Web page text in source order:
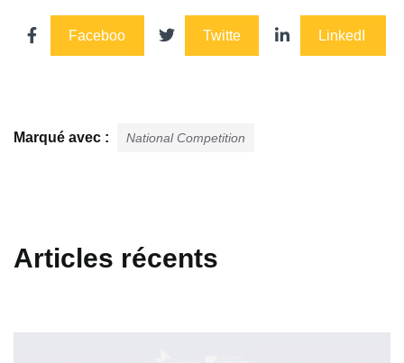
Faceboo Twitte LinkedI
Marqué avec : National Competition
Articles récents